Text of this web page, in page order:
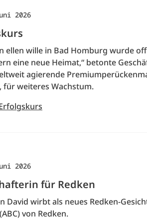
2026
ellen wille in Bad Homburg wurde
eine neue Heimat,“ betonte
agierende
für weiteres Wachstum.
2026
für Redken
David wirbt als neues Redken-
von Redken.